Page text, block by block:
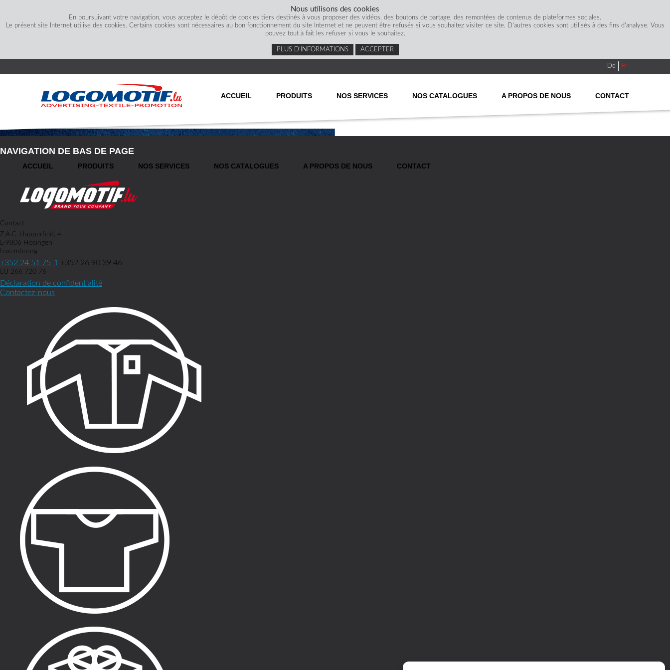
Nous utilisons des cookies
En poursuivant votre navigation, vous acceptez le dépôt de cookies tiers destinés à vous proposer des vidéos, des boutons de partage, des remontées de contenus de plateformes sociales.
Le présent site Internet utilise des cookies. Certains cookies sont nécessaires au bon fonctionnement du site Internet et ne peuvent être refusés si vous souhaitez visiter ce site. D'autres cookies sont utilisés à des fins d'analyse. Vous
pouvez tout à fait les refuser si vous le souhaitez.
PLUS D’INFORMATIONS ACCEPTER
De Fr
ACCUEIL PRODUITS NOS SERVICES NOS CATALOGUES A PROPOS DE NOUS CONTACT
NAVIGATION DE BAS DE PAGE
ACCUEIL PRODUITS NOS SERVICES NOS CATALOGUES A PROPOS DE NOUS CONTACT
Contact
Z.A.C. Happerfeld, 4
L-9806 Hosingen
Luxembourg
+352 24 51 75-1 +352 26 90 39 46
LU 266 720 76
Déclaration de confidentialité
Contactez-nous